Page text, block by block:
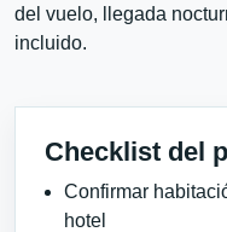
del vuelo, llegada
incluido.
Checklist del
Confirmar
hotel